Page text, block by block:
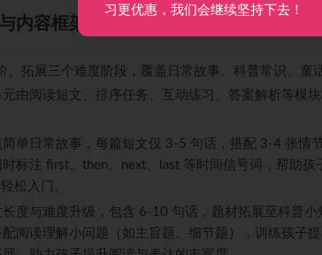
内容框架
、拓展三个难度阶段，覆盖日常故事、科普常识、童
由阅读短文、排序任务、互动练习、答案解析等模块
简单日常故事，每篇短文仅 3-5 句话，搭配 3-4 张情
标注 first、then、next、last 等时间信号词，帮助孩
松入门。
长度与难度升级，包含 6-10 句话，题材拓展至科普
阅读理解小问题（如主旨题、细节题），训练孩子
习更优惠，我们会继续坚持下去！